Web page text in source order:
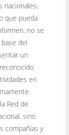
nacionales,
que pueda
no se
del
un
en
Red de
sino
compañías y